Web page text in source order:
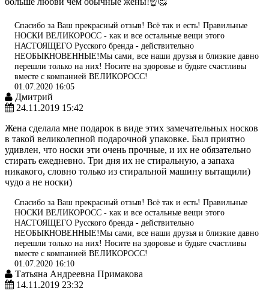
Спасибо за Ваш прекрасный отзыв! Всё так и есть! Правильные
НОСКИ ВЕЛИКОРОСС - как и все остальные вещи этого
НАСТОЯЩЕГО Русского бренда - действительно
НЕОБЫКНОВЕННЫЕ!Мы сами, все наши друзья и близкие давно
перешли только на них! Носите на здоровье и будьте счастливы
вместе с компанией ВЕЛИКОРОСС!
01.07.2020 16:05
Дмитрий
24.11.2019 15:42
Жена сделала мне подарок в виде этих замечательных носков
в такой великолепной подарочной упаковке. Был приятно
удивлен, что носки эти очень прочные, и их не обязательно
стирать ежедневно. Три дня их не стиральную, а запаха
никакого, словно только из стиральной машину вытащили)
чудо а не носки)
Спасибо за Ваш прекрасный отзыв! Всё так и есть! Правильные
НОСКИ ВЕЛИКОРОСС - как и все остальные вещи этого
НАСТОЯЩЕГО Русского бренда - действительно
НЕОБЫКНОВЕННЫЕ!Мы сами, все наши друзья и близкие давно
перешли только на них! Носите на здоровье и будьте счастливы
вместе с компанией ВЕЛИКОРОСС!
01.07.2020 16:10
Татьяна Андреевна Примакова
14.11.2019 23:32